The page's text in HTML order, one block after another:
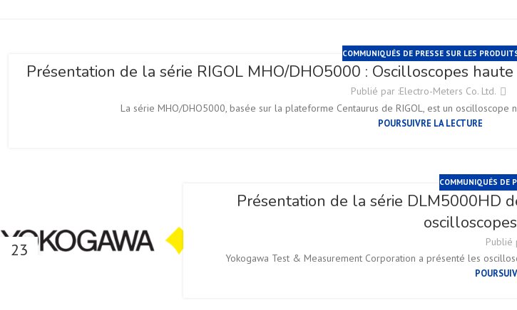
COMMUNIQUÉS DE PRESSE SUR LES
Présentation de la série RIGOL MHO/DHO5000 : Oscilloscopes
Publié par :Electro-Meters Co. Ltd.
La série MHO/DHO5000, basée sur la plateforme Centaurus de RIGOL, est un
POURSUIVRE LA LECTURE
23
COMMUNIQUÉS DE
Présentation de la série DLM5000HD
Publié
Yokogawa Test & Measurement Corporation a présenté les